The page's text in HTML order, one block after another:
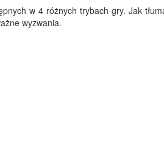
w 4 różnych trybach gry. Jak
wyzwania.